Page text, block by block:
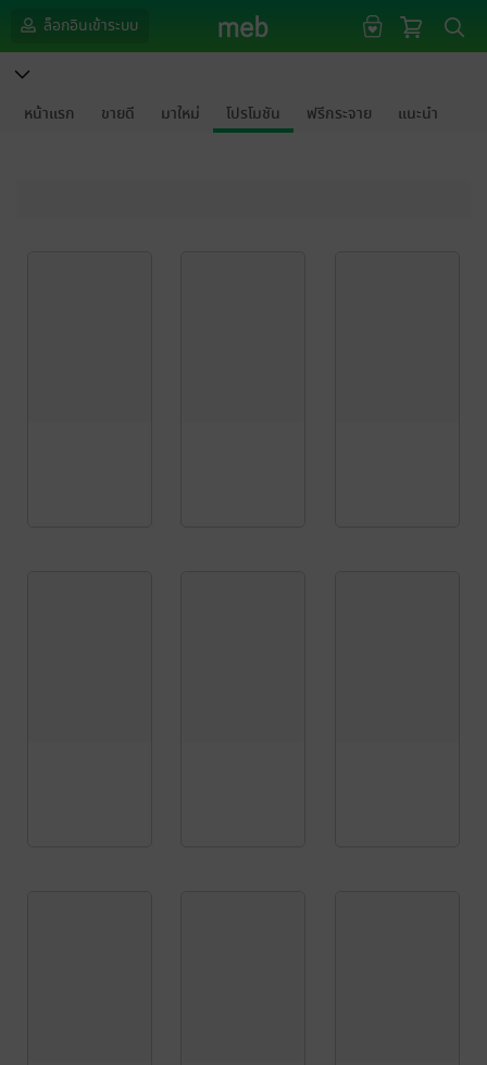
ล็อกอินเข้าระบบ
หน้าแรก ขายดี มาใหม่ โปรโมชัน ฟรีกระจาย แนะนำ